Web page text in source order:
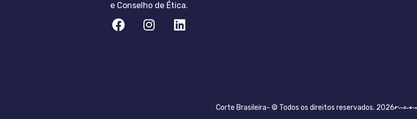
e Conselho de Ética.
Corte Brasileira- © Todos os direitos reservados. 2026